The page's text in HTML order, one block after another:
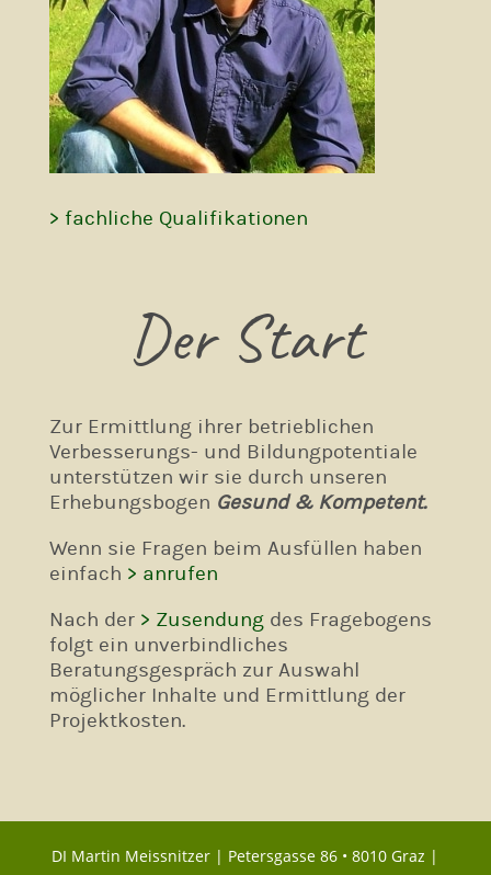
> fachliche Qualifikationen
Der Start
Zur Ermittlung ihrer betrieblichen
Verbesserungs- und Bildungpotentiale
unterstützen wir sie durch unseren
Erhebungsbogen Gesund & Kompetent.
Wenn sie Fragen beim Ausfüllen haben
einfach > anrufen
Nach der > Zusendungdes Fragebogens
folgt ein unverbindliches
Beratungsgespräch zur Auswahl
möglicher Inhalte und Ermittlung der
Projektkosten.
DI Martin Meissnitzer | Petersgasse 86 • 8010 Graz |